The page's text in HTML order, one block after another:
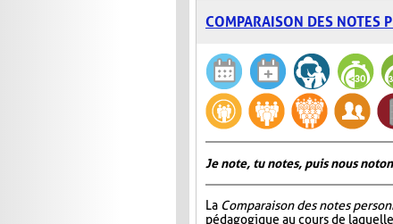
COMPARAISON DES NOTES
Je note, tu notes, puis nous
La Comparaison des notes
pédagogique au cours de